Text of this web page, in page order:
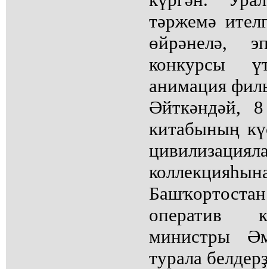
тәржемә
өйрәнелә,
конкурсы
анимация
Әйткәндәй,
китабының
оператив
министры
турала